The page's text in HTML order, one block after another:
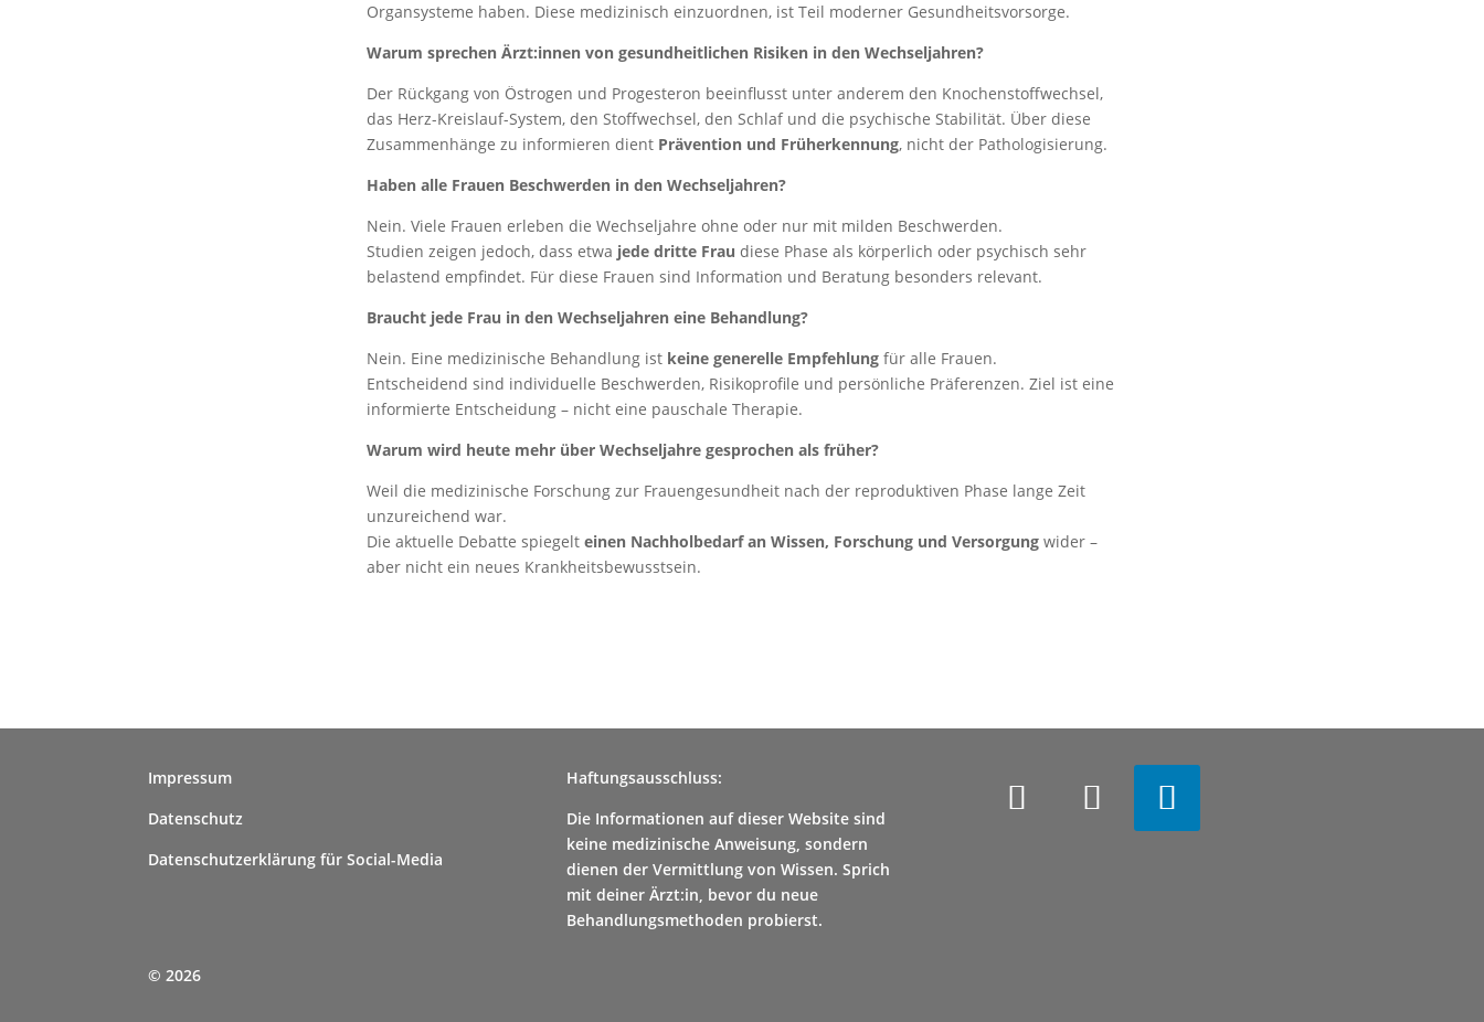
Organsysteme haben. Diese medizinisch einzuordnen, ist Teil moderner Gesundheitsvorsorge.
Warum sprechen Ärzt:innen von gesundheitlichen Risiken in den Wechseljahren?
Der Rückgang von Östrogen und Progesteron beeinflusst unter anderem den Knochenstoffwechsel,
das Herz-Kreislauf-System, den Stoffwechsel, den Schlaf und die psychische Stabilität. Über diese
Zusammenhänge zu informieren dient Prävention und Früherkennung, nicht der Pathologisierung.
Haben alle Frauen Beschwerden in den Wechseljahren?
Nein. Viele Frauen erleben die Wechseljahre ohne oder nur mit milden Beschwerden.
Studien zeigen jedoch, dass etwa jede dritte Frau diese Phase als körperlich oder psychisch sehr
belastend empfindet. Für diese Frauen sind Information und Beratung besonders relevant.
Braucht jede Frau in den Wechseljahren eine Behandlung?
Nein. Eine medizinische Behandlung ist keine generelle Empfehlung für alle Frauen.
Entscheidend sind individuelle Beschwerden, Risikoprofile und persönliche Präferenzen. Ziel ist eine
informierte Entscheidung – nicht eine pauschale Therapie.
Warum wird heute mehr über Wechseljahre gesprochen als früher?
Weil die medizinische Forschung zur Frauengesundheit nach der reproduktiven Phase lange Zeit
unzureichend war.
Die aktuelle Debatte spiegelt einen Nachholbedarf an Wissen, Forschung und Versorgung wider –
aber nicht ein neues Krankheitsbewusstsein.
Impressum
Datenschutz
Datenschutzerklärung für Social-Media
Haftungsausschluss:
Die Informationen auf dieser Website sind
keine medizinische Anweisung, sondern
dienen der Vermittlung von Wissen. Sprich
mit deiner Ärzt:in, bevor du neue
Behandlungsmethoden probierst.
© 2026